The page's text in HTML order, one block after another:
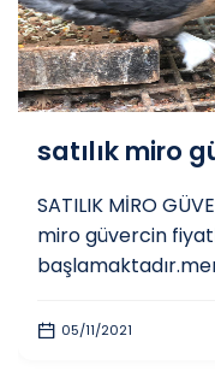
satılık miro
SATILIK MİRO
miro güvercin
05/11/2021